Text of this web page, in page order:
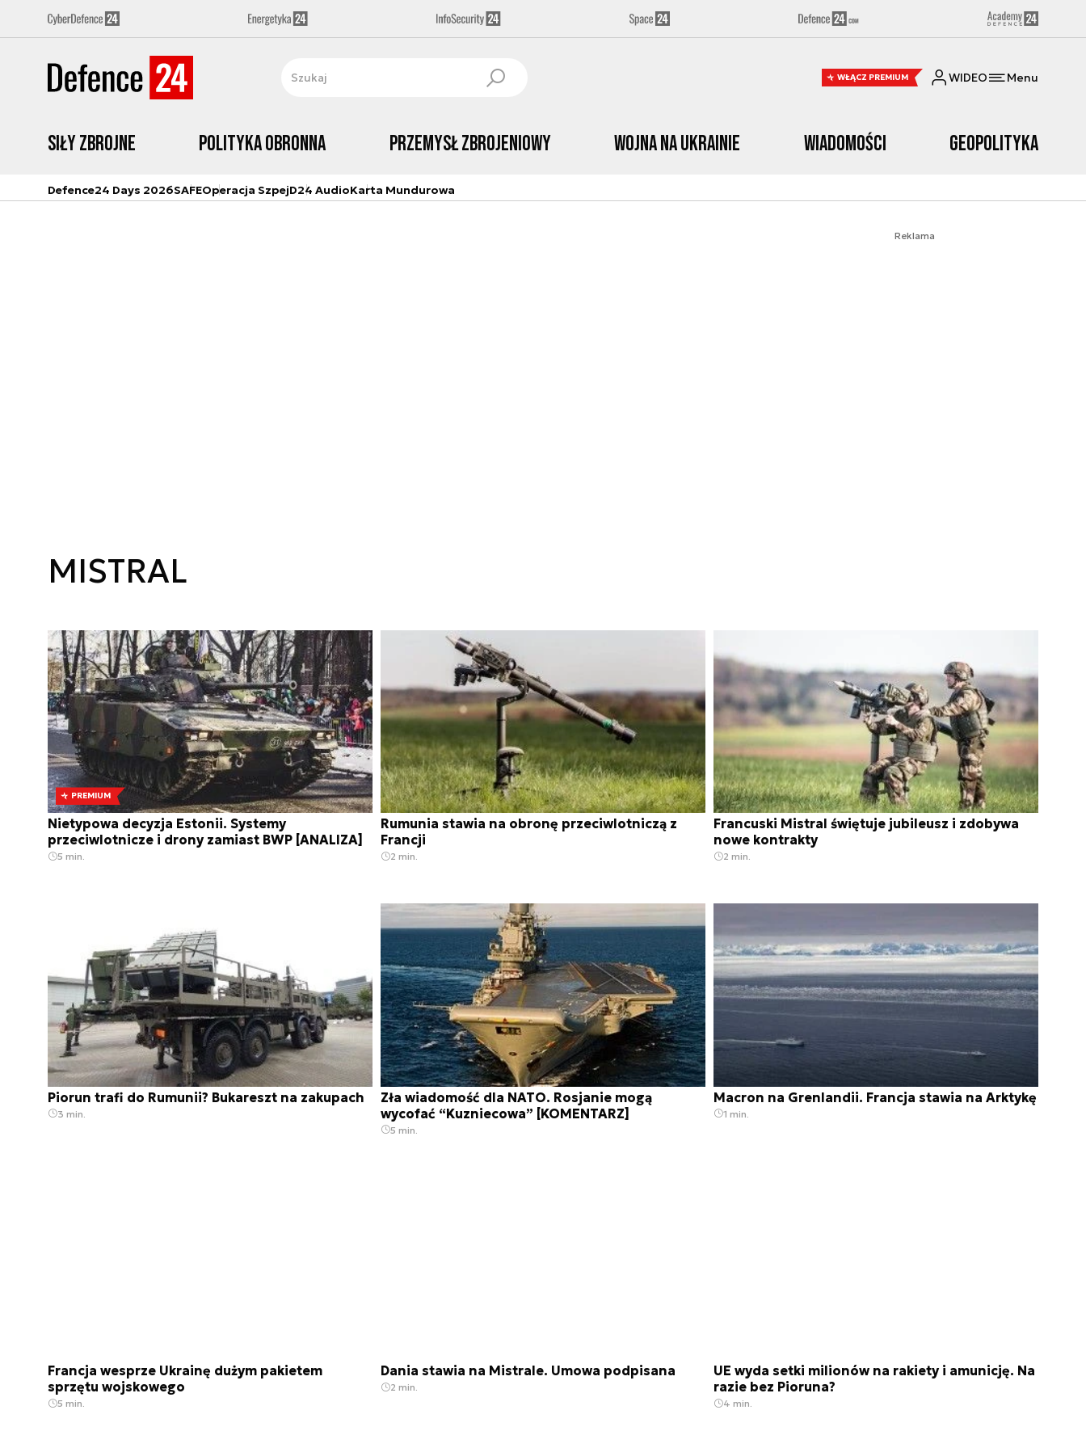
WŁĄCZ PREMIUM WIDEO Menu
Siły zbrojne Polityka obronna Przemysł Zbrojeniowy Wojna na Ukrainie Wiadomości Geopolityka
Defence24 Days 2026SAFEOperacja SzpejD24 AudioKarta Mundurowa
Reklama
MISTRAL
PREMIUM
Nietypowa decyzja Estonii. Systemy
przeciwlotnicze i drony zamiast BWP [ANALIZA]
5 min.
Rumunia stawia na obronę przeciwlotniczą z
Francji
2 min.
Francuski Mistral świętuje jubileusz i zdobywa
nowe kontrakty
2 min.
Piorun trafi do Rumunii? Bukareszt na zakupach
3 min.
Zła wiadomość dla NATO. Rosjanie mogą
wycofać “Kuzniecowa” [KOMENTARZ]
5 min.
Macron na Grenlandii. Francja stawia na Arktykę
1 min.
Francja wesprze Ukrainę dużym pakietem
sprzętu wojskowego
5 min.
Dania stawia na Mistrale. Umowa podpisana
2 min.
UE wyda setki milionów na rakiety i amunicję. Na
razie bez Pioruna?
4 min.